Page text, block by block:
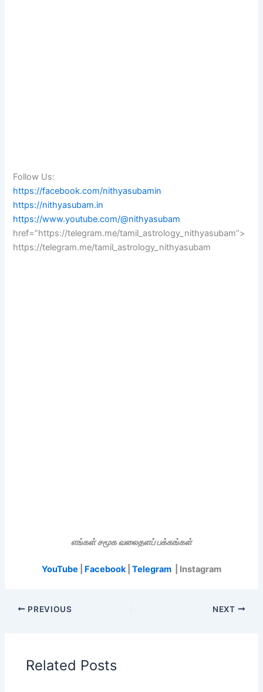
Follow Us:
https://facebook.com/nithyasubamin
https://nithyasubam.in
https://www.youtube.com/@nithyasubam
href=”https://telegram.me/tamil_astrology_nithyasubam”>
https://telegram.me/tamil_astrology_nithyasubam
எங்கள் சமூக வலைதளப் பக்கங்கள்
YouTube Facebook| Telegram | Instagram
PREVIOUS NEXT
Related Posts